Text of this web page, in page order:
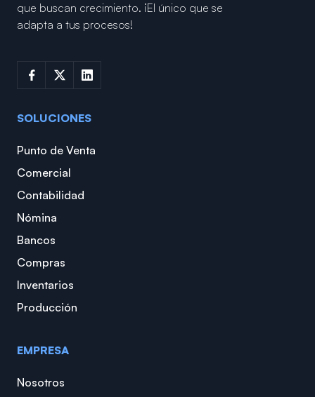
que buscan crecimiento. ¡El único que se
adapta a tus procesos!
SOLUCIONES
Punto de Venta
Comercial
Contabilidad
Nómina
Bancos
Compras
Inventarios
Producción
EMPRESA
Nosotros